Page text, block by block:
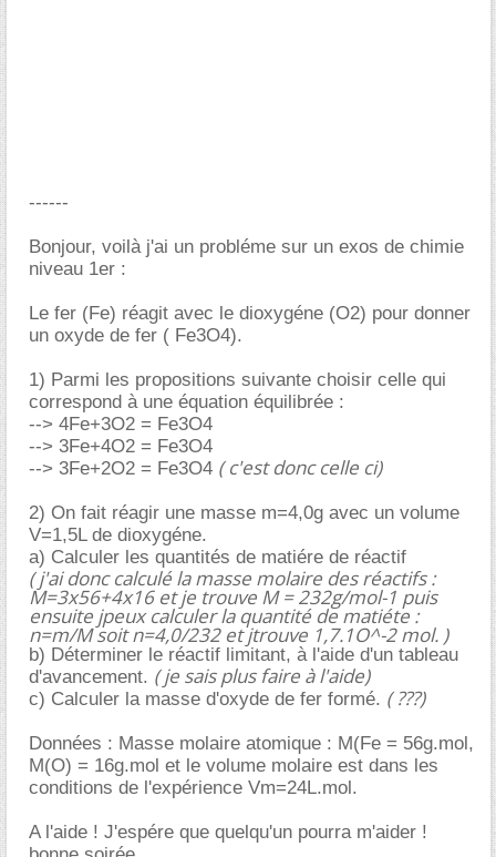
------
Bonjour, voilà j'ai un probléme sur un exos de chimie
niveau 1er :
Le fer (Fe) réagit avec le dioxygéne (O2) pour donner
un oxyde de fer ( Fe3O4).
1) Parmi les propositions suivante choisir celle qui
correspond à une équation équilibrée :
--> 4Fe+3O2 = Fe3O4
--> 3Fe+4O2 = Fe3O4
--> 3Fe+2O2 = Fe3O4 ( c'est donc celle ci)
2) On fait réagir une masse m=4,0g avec un volume
V=1,5L de dioxygéne.
a) Calculer les quantités de matiére de réactif
( j'ai donc calculé la masse molaire des réactifs :
M=3x56+4x16 et je trouve M = 232g/mol-1 puis
ensuite jpeux calculer la quantité de matiéte :
n=m/M soit n=4,0/232 et jtrouve 1,7.1O^-2 mol. )
b) Déterminer le réactif limitant, à l'aide d'un tableau
d'avancement. ( je sais plus faire à l'aide)
c) Calculer la masse d'oxyde de fer formé. ( ???)
Données : Masse molaire atomique : M(Fe = 56g.mol,
M(O) = 16g.mol et le volume molaire est dans les
conditions de l'expérience Vm=24L.mol.
A l'aide ! J'espére que quelqu'un pourra m'aider !